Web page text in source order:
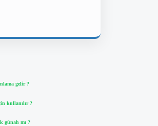
gelir ?
kullanılır ?
günah mı ?